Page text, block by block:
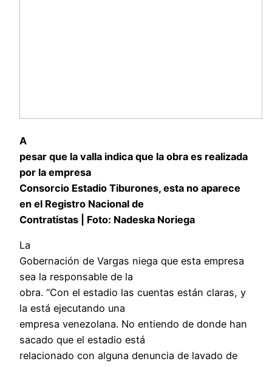
A
pesar que la valla indica que la obra es realizada
por la empresa
Consorcio Estadio Tiburones, esta no aparece
en el Registro Nacional de
Contratistas | Foto: Nadeska Noriega
La
Gobernación de Vargas niega que esta empresa
sea la responsable de la
obra. “Con el estadio las cuentas están claras, y
la está ejecutando una
empresa venezolana. No entiendo de donde han
sacado que el estadio está
relacionado con alguna denuncia de lavado de